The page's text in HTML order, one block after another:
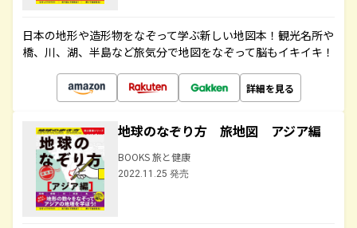
日本の地形や造形物をなぞって学ぶ新しい地図本！観光名所や
橋、川、湖、半島など旅気分で地図をなぞって脳もイキイキ！
詳細を見る
地球のなぞり方 旅地図 アジア編
BOOKS 旅と健康
2022.11.25 発売